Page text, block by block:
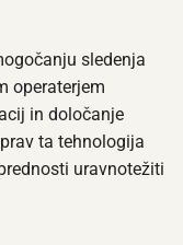
sledenja
operaterjem
in določanje
ta tehnologija
uravnotežiti